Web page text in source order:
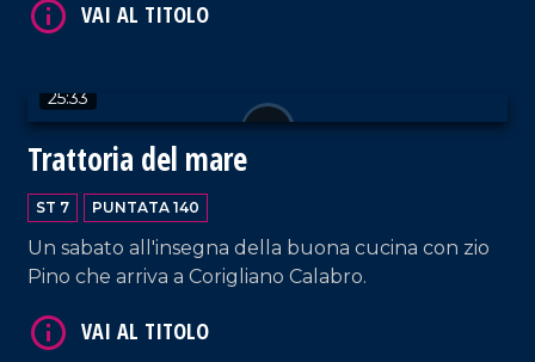
25:33
Trattoria del mare
ST 7 PUNTATA 140
Un sabato all'insegna della buona cucina con zio
Pino che arriva a Corigliano Calabro.
VAI AL TITOLO